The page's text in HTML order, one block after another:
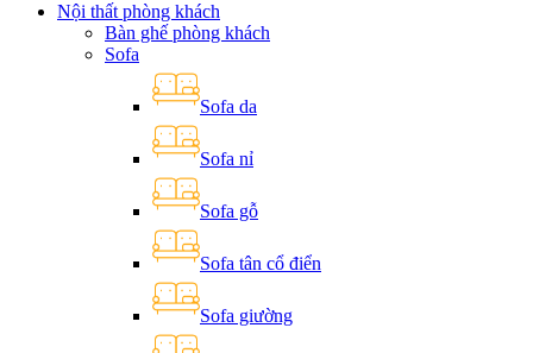
Nội thất phòng khách
Bàn ghế phòng khách
Sofa
Sofa da
Sofa nỉ
Sofa gỗ
Sofa tân cổ điển
Sofa giường